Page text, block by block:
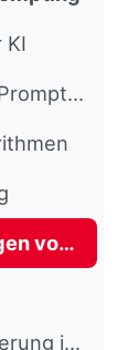
KI
3.2 Textgenerierung und KI-Prompting
4. Ethik und Herausforderungen von KI Prompting
4.2 Bias, Ethik und Diskriminierung in KI-Modellen